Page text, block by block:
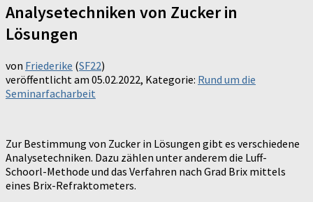
Analysetechniken von Zucker in
Lösungen
von Friederike (SF22)
veröffentlicht am 05.02.2022, Kategorie: Rund um die
Seminarfacharbeit
Zur Bestimmung von Zucker in Lösungen gibt es verschiedene
Analysetechniken. Dazu zählen unter anderem die Luff-
Schoorl-Methode und das Verfahren nach Grad Brix mittels
eines Brix-Refraktometers.